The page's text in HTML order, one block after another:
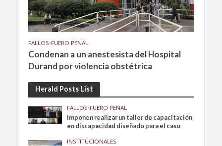
FALLOS•FUERO PENAL
Condenan a un anestesista del Hospital
Durand por violencia obstétrica
Herald Posts List
FALLOS•FUERO PENAL
Imponen realizar un taller de capacitación
en discapacidad diseñado para el caso
INSTITUCIONALES